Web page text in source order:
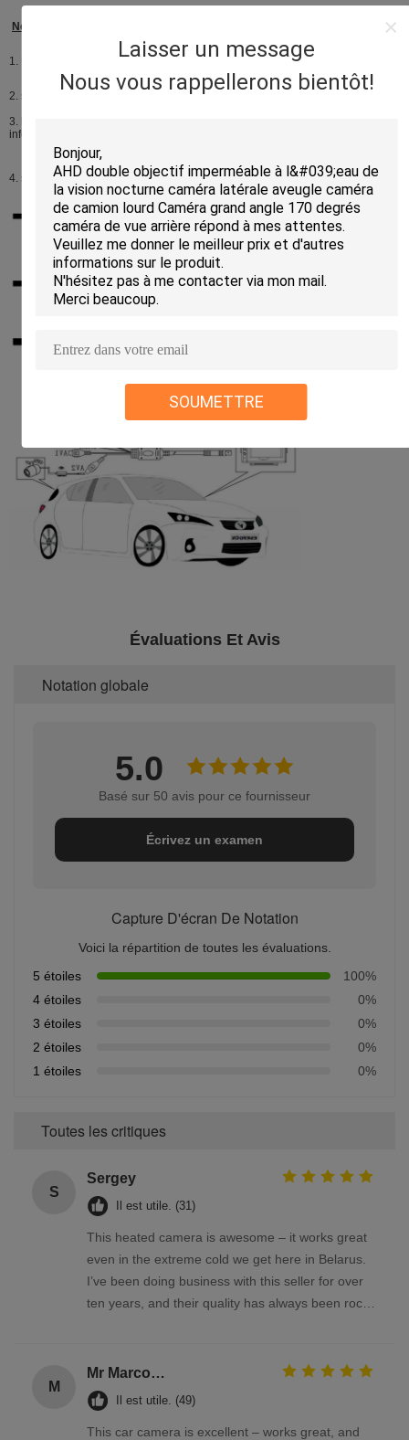
Laisser un message
Nous vous rappellerons bientôt!
SOUMETTRE
Nos services
1. Une garantie de qualité d'an
2. service d'OEM pour répondre à tout votre besoin.
3. le modèle populaire sera suggéré, maintient notre client mis à jour pour les
informations sur les produits.
4. support technique opportun
Évaluations Et Avis
Notation globale
5.0
Basé sur 50 avis pour ce fournisseur
Écrivez un examen
Capture D'écran De Notation
Voici la répartition de toutes les évaluations.
5 étoiles
100%
4 étoiles
0%
3 étoiles
0%
2 étoiles
0%
1 étoiles
0%
Toutes les critiques
S
Sergey
Il est utile. (31)
This heated camera is awesome – it works great
even in the extreme cold we get here in Belarus.
I’ve been doing business with this seller for over
ten years, and their quality has always been rock-
M
Mr Marco Facchin
Il est utile. (49)
This car camera is excellent – works great, and